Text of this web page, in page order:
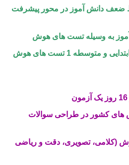
ضعف دانش آموز در محور پیشرفت
توجه : برای تمام پایه های ابتدایی و متوسطه 1 تست های هوش
های کشور در طراحی سوالات
(کلامی، تصویری، دقت و ریاضی